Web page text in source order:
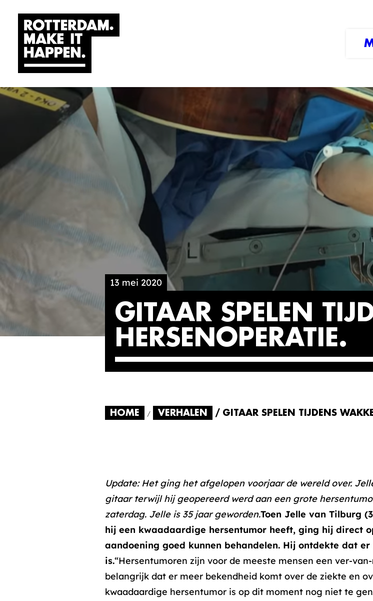
13 mei 2020
GITAAR SPELEN
HERSENOPERATIE
HOME VERHALEN GITAAR SPELEN TIJDENS
Update: Het ging het afgelopen voorjaar de wereld over.
gitaar terwijl hij geopereerd werd aan een grote
zaterdag. Jelle is 35 jaar geworden.Toen Jelle van Tilburg
hij een kwaadaardige hersentumor heeft, ging hij direct
aandoening goed kunnen behandelen. Hij ontdekte dat
is.“Hersentumoren zijn voor de meeste mensen een ver-
belangrijk dat er meer bekendheid komt over de ziekte en
kwaadaardige hersentumor is op dit moment nog niet te